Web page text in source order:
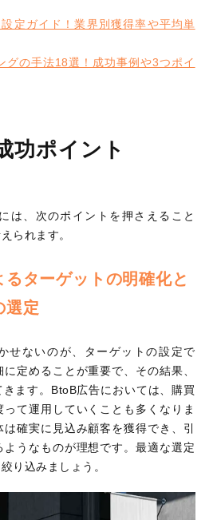
定ガイド！業界別獲得率や平均単
グの手法18選！成功事例や3つポイ
功ポイント
は、次のポイントを押さえること
られます。
ターゲットの明確化と
選定
せないのが、ターゲットの設定で
定めることが重要で、その結果、
ます。BtoB広告においては、購買
て運用していくことも多くなりま
確実に見込み顧客を獲得でき、引
うなものが理想です。最適な選定
り込みましょう。